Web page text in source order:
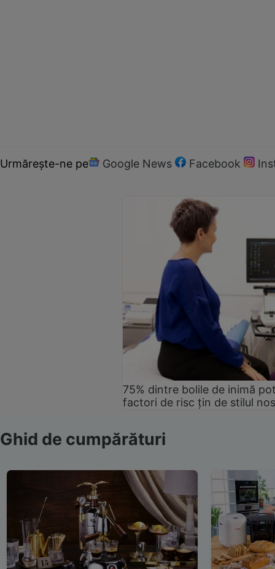
Urmărește-ne pe Google News Facebook
75% dintre bolile de inimă
factori de risc țin de stilul
Ghid de cumpărături